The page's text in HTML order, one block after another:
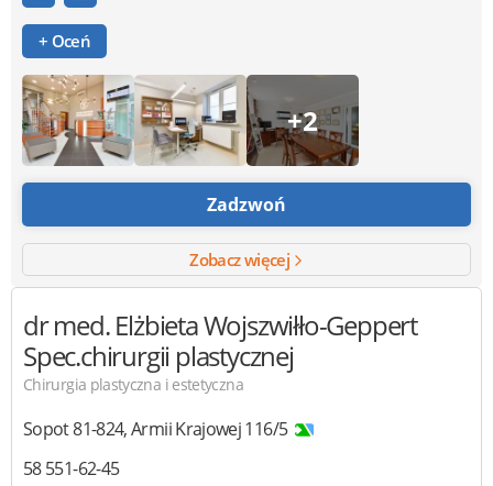
+ Oceń
+2
Zadzwoń
Zobacz więcej
dr med. Elżbieta Wojszwiłło-Geppert
Spec.chirurgii plastycznej
Chirurgia plastyczna i estetyczna
Sopot81-824,Armii Krajowej 116/5
58 551-62-45